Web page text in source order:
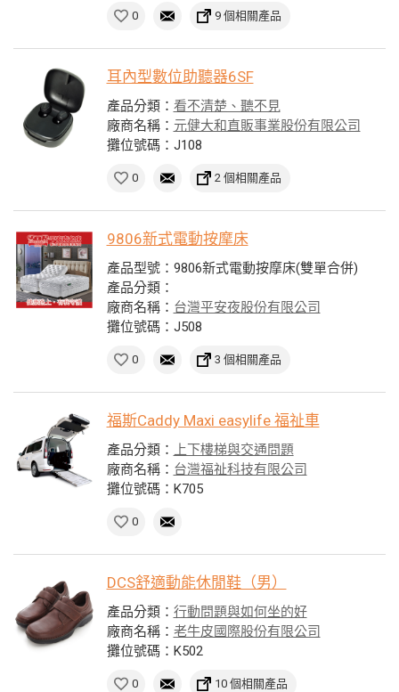
0 9 個相關產品
耳內型數位助聽器6SF
產品分類： 看不清楚、聽不見
廠商名稱： 元健大和直販事業股份有限公司
攤位號碼：J108
0 2 個相關產品
9806新式電動按摩床
產品型號：9806新式電動按摩床(雙單合併)
產品分類：
廠商名稱： 台灣平安夜股份有限公司
攤位號碼：J508
0 3 個相關產品
福斯Caddy Maxi easylife 福祉車
產品分類：
上下樓梯與交通問題
廠商名稱： 台灣福祉科技有限公司
攤位號碼：K705
0
DCS舒適動能休閒鞋（男）
產品分類： 行動問題與如何坐的好
廠商名稱： 老牛皮國際股份有限公司
攤位號碼：K502
0 10 個相關產品